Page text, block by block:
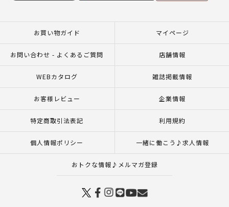
お買い物ガイド マイページ
お問い合わせ - よくあるご質問 店舗情報
WEBカタログ 雑誌掲載情報
お客様レビュー 企業情報
特定商取引法表記 利用規約
個人情報ポリシー 一緒に働こう♪求人情報
おトクな情報♪メルマガ登録